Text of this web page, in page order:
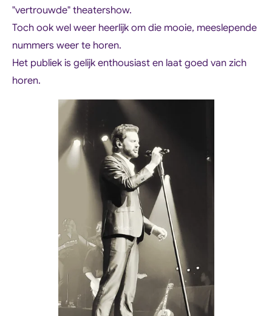
"vertrouwde" theatershow.
Toch ook wel weer heerlijk om die mooie, meeslepende
nummers weer te horen.
Het publiek is gelijk enthousiast en laat goed van zich
horen.